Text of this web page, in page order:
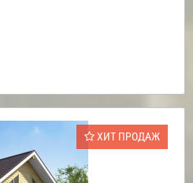
ХИТ ПРОДАЖ